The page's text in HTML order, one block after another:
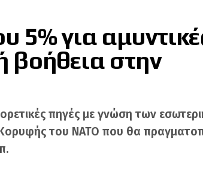
5% για
βοήθεια στην
πηγές με γνώση των
του ΝΑΤΟ που θα